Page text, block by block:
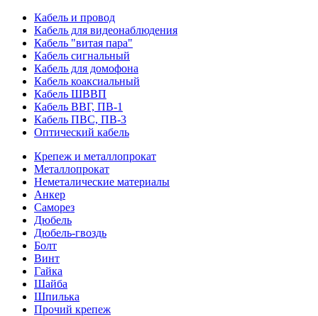
Кабель и провод
Кабель для видеонаблюдения
Кабель "витая пара"
Кабель сигнальный
Кабель для домофона
Кабель коаксиальный
Кабель ШВВП
Кабель ВВГ, ПВ-1
Кабель ПВС, ПВ-3
Оптический кабель
Крепеж и металлопрокат
Металлопрокат
Неметалические материалы
Анкер
Саморез
Дюбель
Дюбель-гвоздь
Болт
Винт
Гайка
Шайба
Шпилька
Прочий крепеж